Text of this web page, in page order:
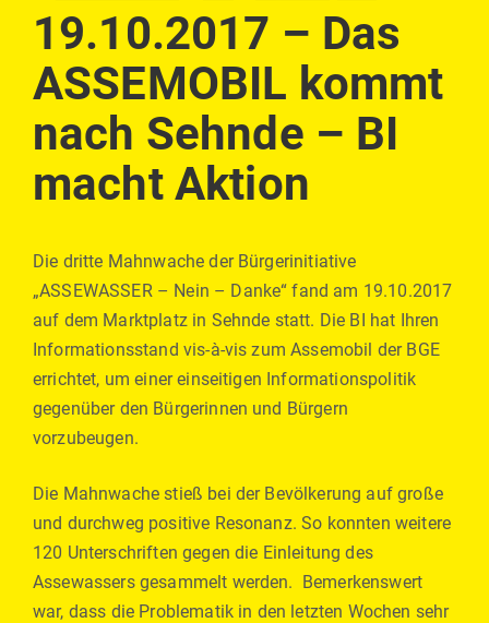
on
19.10.2017 – Das
ASSEMOBIL kommt
nach Sehnde – BI
macht Aktion
Die dritte Mahnwache der Bürgerinitiative
„ASSEWASSER – Nein – Danke“ fand am 19.10.2017
auf dem Marktplatz in Sehnde statt. Die BI hat Ihren
Informationsstand vis-à-vis zum Assemobil der BGE
errichtet, um einer einseitigen Informationspolitik
gegenüber den Bürgerinnen und Bürgern
vorzubeugen.
Die Mahnwache stieß bei der Bevölkerung auf große
und durchweg positive Resonanz. So konnten weitere
120 Unterschriften gegen die Einleitung des
Assewassers gesammelt werden. Bemerkenswert
war, dass die Problematik in den letzten Wochen sehr